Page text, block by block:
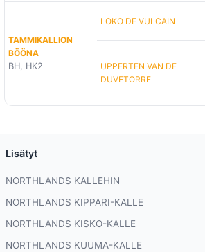
TAMMIKALLION
BÖÖNA
BH, HK2
LOKO DE VULCAIN
UPPERTEN VAN DE
DUVETORRE
Lisätyt
NORTHLANDS KALLEHIN
NORTHLANDS KIPPARI-KALLE
NORTHLANDS KISKO-KALLE
NORTHLANDS KUUMA-KALLE